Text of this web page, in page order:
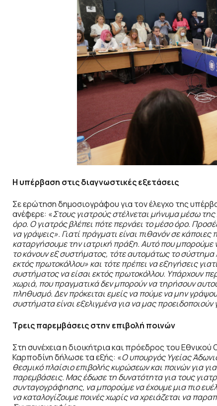
Η υπέρβαση στις διαγνωστικές εξετάσεις
Σε ερώτηση δημοσιογράφου για τον έλεγχο της
ανέφερε: «Στους γιατρούς στέλνεται μήνυμα μέσω
όρο. Ο γιατρός βλέπει πότε περνάει το μέσο όρο.
να γράψεις». Γιατί πράγματι είναι πιθανόν σε
καταργήσουμε την ιατρική πράξη. Αυτό που μπορούμε
το κάνουν εξ συστήματος, τότε αυτομάτως το σύστημα
εκτός πρωτοκόλλου» και τότε πρέπει να εξηγήσεις
συστήματος να είσαι εκτός πρωτοκόλλου. Υπάρχουν
χωριά, που πραγματικά δεν μπορούν να τηρήσουν
πληθυσμό. Δεν πρόκειται εμείς να πούμε να μην
συστήματα είναι εξελιγμένα για να μας
Τρεις παρεμβάσεις στην επιβολή ποινών
Στη συνέχεια η διοικήτρια και πρόεδρος του
Καρποδίνη δήλωσε τα εξής: «Ο υπουργός Υγείας
θεσμικό πλαίσιο επιβολής κυρώσεων και ποινών για
παρεμβάσεις. Μας έδωσε τη δυνατότητα για τους
συνταγογράφησης, να μπορούμε να έχουμε μια πιο
να καταλογίζουμε ποινές χωρίς να χρειάζεται να